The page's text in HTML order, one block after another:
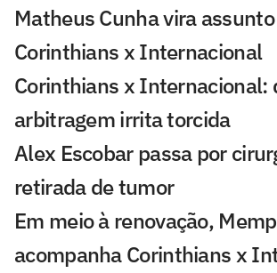
Matheus Cunha vira
Corinthians x Internacional
Corinthians x Internacional:
arbitragem irrita torcida
Alex Escobar passa por
retirada de tumor
Em meio à renovação,
acompanha Corinthians x